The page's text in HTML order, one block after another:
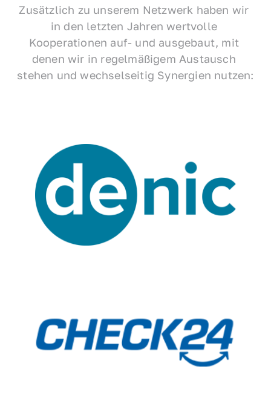
Zusätzlich zu unserem Netzwerk haben wir
in den letzten Jahren wertvolle
Kooperationen auf- und ausgebaut, mit
denen wir in regelmäßigem Austausch
stehen und wechselseitig Synergien nutzen: